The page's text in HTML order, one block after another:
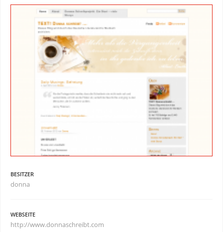
BESITZER
donna
WEBSEITE
http://www.donnaschreibt.com